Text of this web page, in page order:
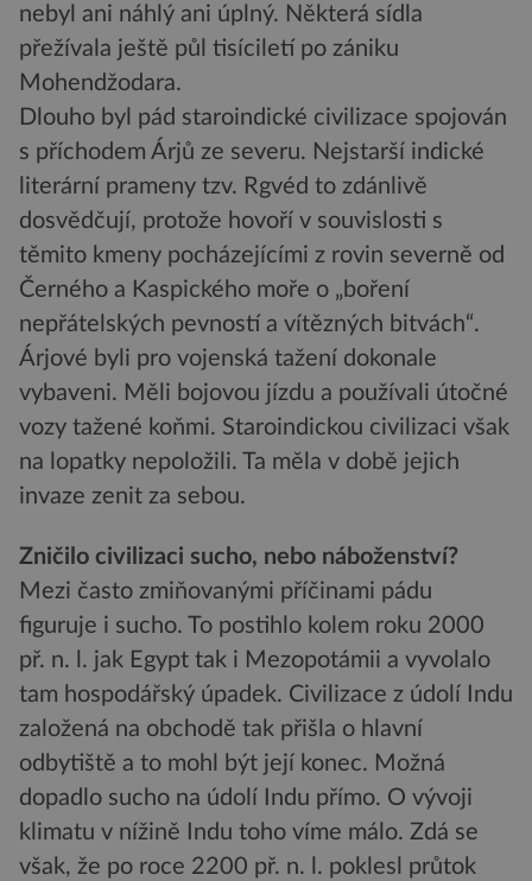
nebyl ani náhlý ani úplný. Některá sídla
přežívala ještě půl tisíciletí po zániku
Mohendžodara.
Dlouho byl pád staroindické civilizace spojován
s příchodem Árjů ze severu. Nejstarší indické
literární prameny tzv. Rgvéd to zdánlivě
dosvědčují, protože hovoří v souvislosti s
těmito kmeny pocházejícími z rovin severně od
Černého a Kaspického moře o „boření
nepřátelských pevností a vítězných bitvách“.
Árjové byli pro vojenská tažení dokonale
vybaveni. Měli bojovou jízdu a používali útočné
vozy tažené koňmi. Staroindickou civilizaci však
na lopatky nepoložili. Ta měla v době jejich
invaze zenit za sebou.
Zničilo civilizaci sucho, nebo náboženství?
Mezi často zmiňovanými příčinami pádu
figuruje i sucho. To postihlo kolem roku 2000
př. n. l. jak Egypt tak i Mezopotámii a vyvolalo
tam hospodářský úpadek. Civilizace z údolí Indu
založená na obchodě tak přišla o hlavní
odbytiště a to mohl být její konec. Možná
dopadlo sucho na údolí Indu přímo. O vývoji
klimatu v nížině Indu toho víme málo. Zdá se
však, že po roce 2200 př. n. l. poklesl průtok